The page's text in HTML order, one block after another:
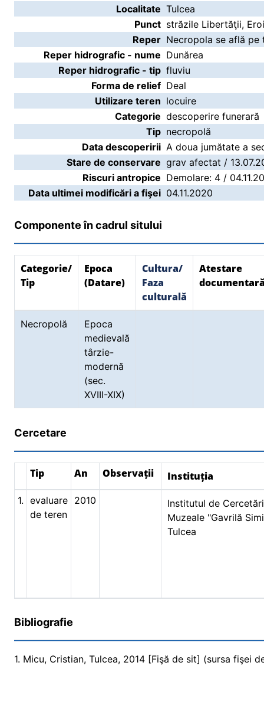
Localitate Tulcea
Punct străzile Libertăţii,
Reper Necropola se află pe
Reper hidrografic - nume Dunărea
Reper hidrografic - tip fluviu
Forma de relief Deal
Utilizare teren locuire
Categorie descoperire funerară
Tip necropolă
Data descoperirii A doua jumătate a
Stare de conservare grav afectat /
Riscuri antropice Demolare: 4 /
Data ultimei modificări a fişei 04.11.2020
Componente în cadrul sitului
Categorie/
Tip
Epoca
(Datare)
Cultura/
Faza
culturală
Atestare
Necropolă
Epoca
medievală
târzie-
modernă
(sec.
XVIII-XIX)
Cercetare
Tip An Observații Instituția
1. evaluare
de teren
2010
Institutul de
Muzeale "Gavrilă
Tulcea
Bibliografie
1. Micu, Cristian, Tulcea, 2014 [Fişă de sit] (sursa fişei